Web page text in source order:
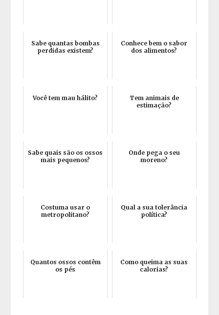
Sabe quantas bombas
perdidas existem?
Conhece bem o sabor
dos alimentos?
Você tem mau hálito?
Tem animais de
estimação?
Sabe quais são os ossos
mais pequenos?
Onde pega o seu
moreno?
Costuma usar o
metropolitano?
Qual a sua tolerância
política?
Quantos ossos contêm
os pés
Como queima as suas
calorias?